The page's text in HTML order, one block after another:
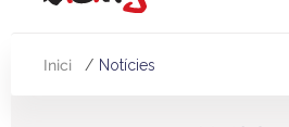
Inici Notícies